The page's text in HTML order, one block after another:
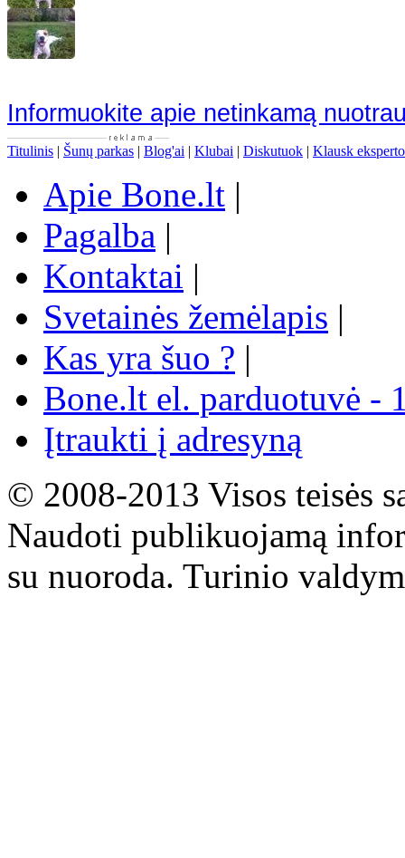
Informuokite apie netinkamą
Titulinis | Šunų parkas | Blog'ai | Klubai | Diskutuok | Klausk eksperto
Apie Bone.lt |
Pagalba |
Kontaktai |
Svetainės žemėlapis |
Kas yra šuo ? |
Bone.lt el. parduotuvė -
Įtraukti į adresyną
© 2008-2013 Visos teisės
Naudoti publikuojamą
su nuoroda. Turinio